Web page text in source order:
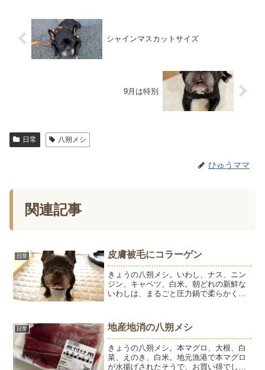
シャインマスカットサイズ
9月は特別
日常 八朔メシ
ひゅうママ
関連記事
日常 皮膚被毛にコラーゲン
きょうの八朔メシ。いわし、ナス、ニン
ジン、キャベツ、白米。朝どれの新鮮な
いわしは、まるごと圧力鍋で柔らかくし
するとスープは捨てちゃいかん！もった
いないと思います。スープ...
日常 地産地消の八朔メシ
きょうの八朔メシ。本マグロ、大根、白
菜、えのき、白米。地元漁港で本マグロ
が水揚げされたそうで、お買い得でし